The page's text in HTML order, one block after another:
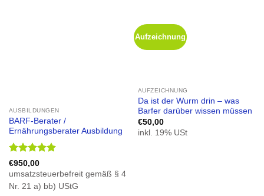
AUSBILDUNGEN
BARF-Berater /
Ernährungsberater Ausbildung
Bewertet
mit4.99
€950,00
umsatzsteuerbefreit gemäß § 4
Nr. 21 a) bb) UStG
Aufzeichnung
AUFZEICHNUNG
Da ist der Wurm drin – was
Barfer darüber wissen müssen
€50,00
inkl. 19% USt